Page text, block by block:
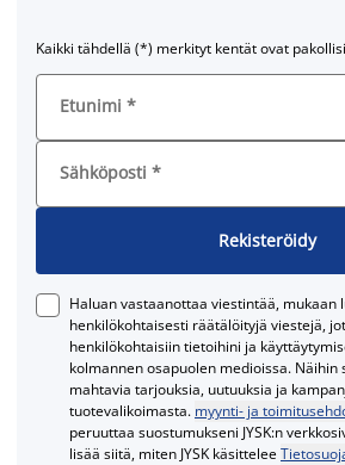
Kaikki tähdellä (*) merkityt kentät ovat
Etunimi *
Sähköposti *
Rekisteröidy
Haluan vastaanottaa viestintää, mukaan
henkilökohtaisesti räätälöityjä viestejä,
henkilökohtaisiin tietoihini ja
kolmannen osapuolen medioissa.
mahtavia tarjouksia, uutuuksia ja
tuotevalikoimasta. myynti- ja
peruuttaa suostumukseni JYSK:n
lisää siitä, miten JYSK käsittelee